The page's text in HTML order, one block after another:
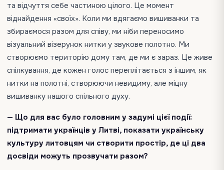
та відчуття себе частиною цілого. Це момент
віднайдення «своїх». Коли ми вдягаємо вишиванки та
збираємося разом для співу, ми ніби переносимо
візуальний візерунок нитки у звукове полотно. Ми
створюємо територію дому там, де ми є зараз. Це живе
спілкування, де кожен голос переплітається з іншим, як
нитки на полотні, створюючи невидиму, але міцну
вишиванку нашого спільного духу.
— Що для вас було головним у задумі цієї події:
підтримати українців у Литві, показати українську
культуру литовцям чи створити простір, де ці два
досвіди можуть прозвучати разом?